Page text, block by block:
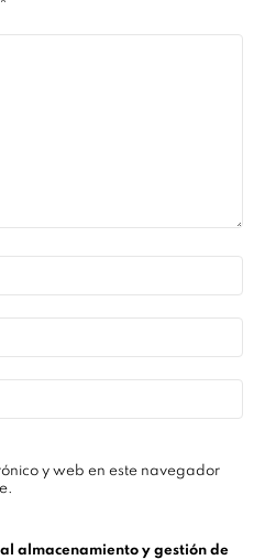
y web en este navegador
almacenamiento y gestión de